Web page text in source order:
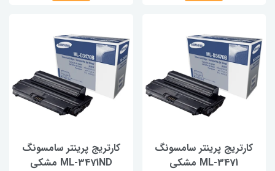
کارتریج پرینتر سامسونگ
ML-3471 مشکی
کارتریج پرینتر سامسونگ
ML-3471ND مشکی